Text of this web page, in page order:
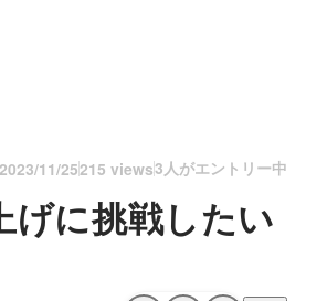
2023/11/25215 views3人がエントリー中
げに挑戦したい